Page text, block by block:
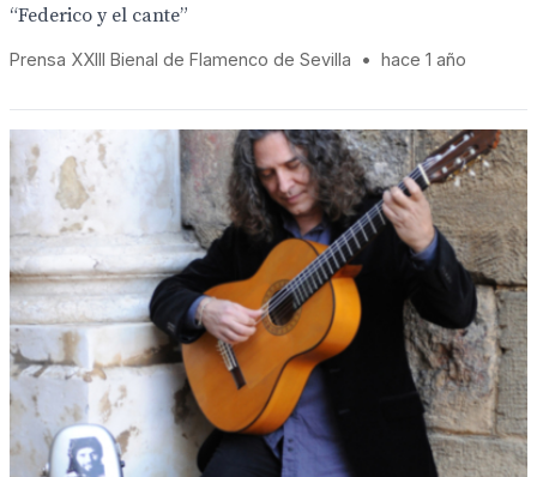
“Federico y el cante”
Prensa XXIII Bienal de Flamenco de Sevilla • hace 1 año